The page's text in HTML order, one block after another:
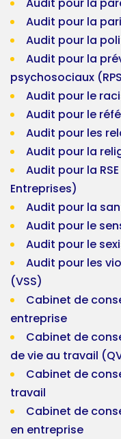
Audit pour la
Audit pour la
Audit pour la
psychosociaux
Audit pour le
Audit pour le
Audit pour les
Audit pour la
Audit pour la
Entreprises)
Audit pour la
Audit pour le
Audit pour le
Audit pour les
(VSS)
Cabinet de
entreprise
Cabinet de
de vie au travail
Cabinet de
travail
Cabinet de
en entreprise